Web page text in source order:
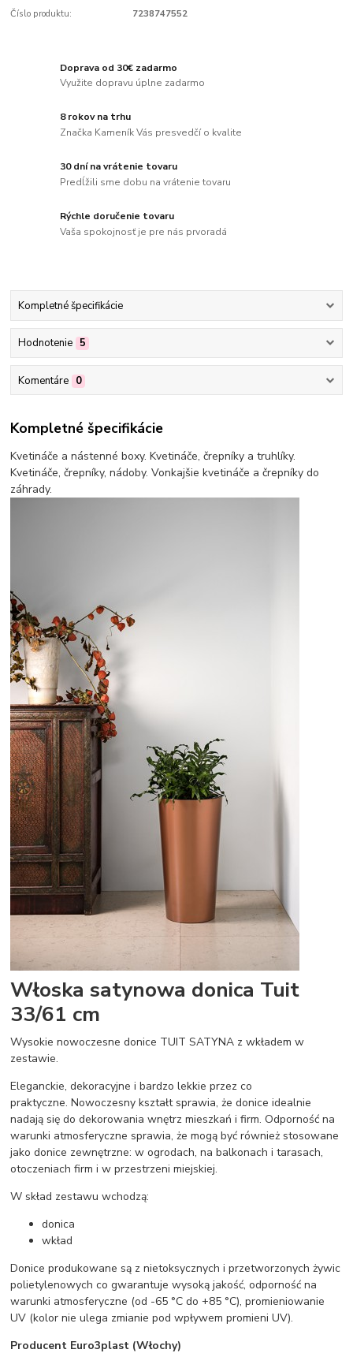
Číslo produktu: 7238747552
Doprava od 30€ zadarmo
Využite dopravu úplne zadarmo
8 rokov na trhu
Značka Kameník Vás presvedčí o kvalite
30 dní na vrátenie tovaru
Predĺžili sme dobu na vrátenie tovaru
Rýchle doručenie tovaru
Vaša spokojnosť je pre nás prvoradá
Kompletné špecifikácie
Hodnotenie 5
Komentáre 0
Kompletné špecifikácie
Kvetináče a nástenné boxy. Kvetináče, črepníky a truhlíky.
Kvetináče, črepníky, nádoby. Vonkajšie kvetináče a črepníky do
záhrady.
Włoska satynowa donica Tuit
33/61 cm
Wysokie nowoczesne donice TUIT SATYNA z wkładem w
zestawie.
Eleganckie, dekoracyjne i bardzo lekkie przez co
praktyczne. Nowoczesny kształt sprawia, że donice idealnie
nadają się do dekorowania wnętrz mieszkań i firm. Odporność na
warunki atmosferyczne sprawia, że mogą być również stosowane
jako donice zewnętrzne: w ogrodach, na balkonach i tarasach,
otoczeniach firm i w przestrzeni miejskiej.
W skład zestawu wchodzą:
donica
wkład
Donice produkowane są z nietoksycznych i przetworzonych żywic
polietylenowych co gwarantuje wysoką jakość, odporność na
warunki atmosferyczne (od -65 °C do +85 °C), promieniowanie
UV (kolor nie ulega zmianie pod wpływem promieni UV).
Producent Euro3plast (Włochy)